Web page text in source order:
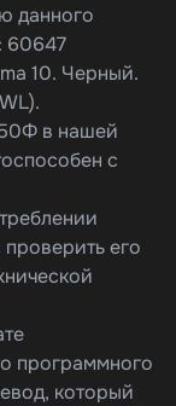
данного
60647
10. Черный.
в нашей
с
его
программного
который